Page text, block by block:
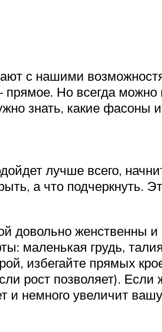
с нашими
Но всегда можно
знать, какие фасоны
лучше всего,
а что подчеркнуть.
довольно женственны
маленькая грудь,
избегайте прямых
рост позволяет).
и немного увеличит